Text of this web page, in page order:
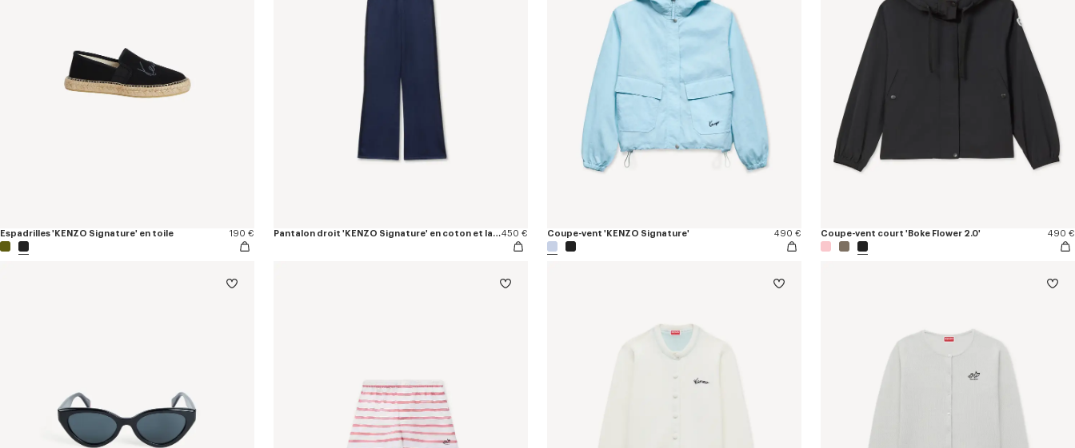
Espadrilles 'KENZO Signature' en toile 190 € Pantalon droit 'KENZO Signature' en coton et laine450 € Coupe-vent 'KENZO Signature' 490 € Coupe-vent court 'Boke Flower 2.0' 490 €